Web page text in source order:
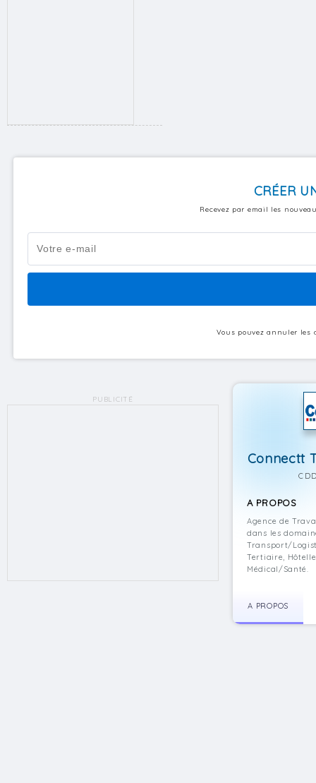
CRÉER
Recevez par email les
Vous pouvez annuler les
PUBLICITÉ
Connectt
A PROPOS
Agence de
dans les
Transport/
Tertiaire,
Médical/Santé.
A PROPOS